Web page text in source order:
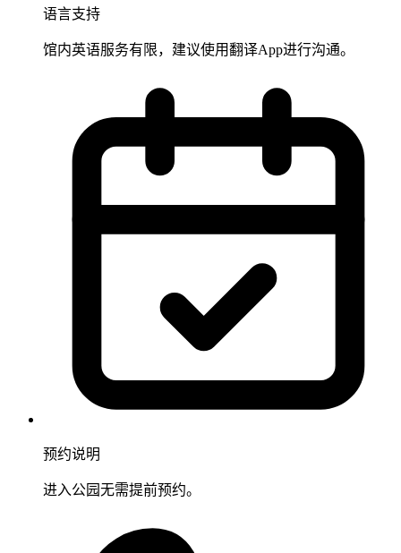
语言支持
馆内英语服务有限，建议使用翻译App进行沟通。
预约说明
进入公园无需提前预约。